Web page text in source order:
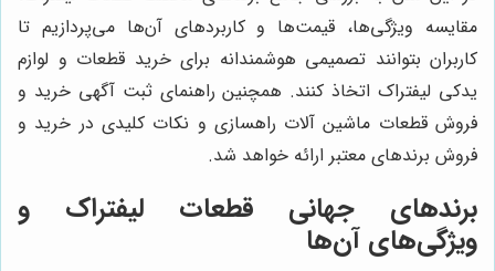
مقایسه ویژگی‌ها، قیمت‌ها و کاربردهای آن‌ها می‌پردازیم تا
کاربران بتوانند تصمیمی هوشمندانه برای خرید قطعات و لوازم
یدکی لیفتراک اتخاذ کنند. همچنین راهنمای ثبت آگهی خرید و
فروش قطعات ماشین آلات راهسازی و نکات کلیدی در خرید و
فروش برندهای معتبر ارائه خواهد شد.
برندهای جهانی قطعات لیفتراک و
ویژگی‌های آن‌ها